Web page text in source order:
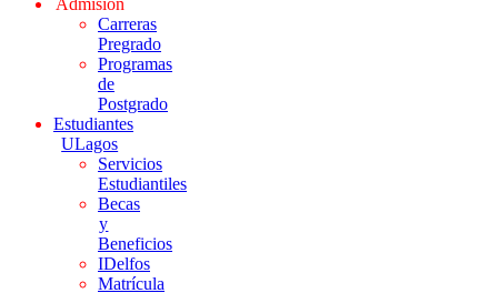
Admisión
Carreras
Pregrado
Programas
de
Postgrado
Estudiantes
ULagos
Servicios
Estudiantiles
Becas
y
Beneficios
IDelfos
Matrícula